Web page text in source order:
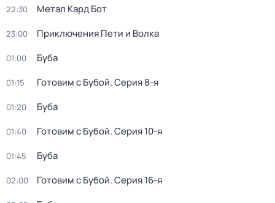
22:30 Метал Кард Бот
23:00 Приключения Пети и Волка
01:00 Буба
01:15 Готовим с Бубой. Серия 8-я
01:20 Буба
01:40 Готовим с Бубой. Серия 10-я
01:45 Буба
02:00 Готовим с Бубой. Серия 16-я